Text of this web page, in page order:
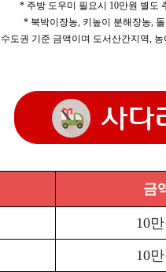
* 주방 도우미 필요시 10만원 별도
* 북박이장농, 키높이 분해장농,
도권 기준 금액이며 도서산간지역,
금
10
10